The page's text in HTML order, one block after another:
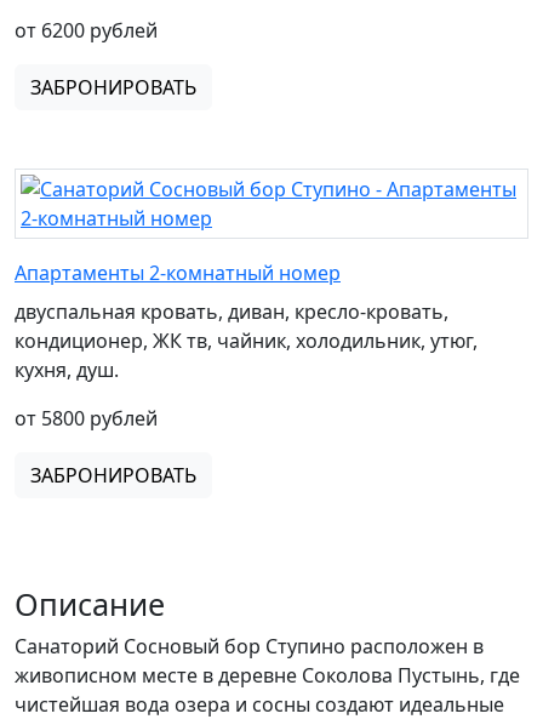
от 6200 рублей
ЗАБРОНИРОВАТЬ
Апартаменты 2-комнатный номер
двуспальная кровать, диван, кресло-кровать,
кондиционер, ЖК тв, чайник, холодильник, утюг,
кухня, душ.
от 5800 рублей
ЗАБРОНИРОВАТЬ
Описание
Санаторий Сосновый бор Ступино расположен в
живописном месте в деревне Соколова Пустынь, где
чистейшая вода озера и сосны создают идеальные